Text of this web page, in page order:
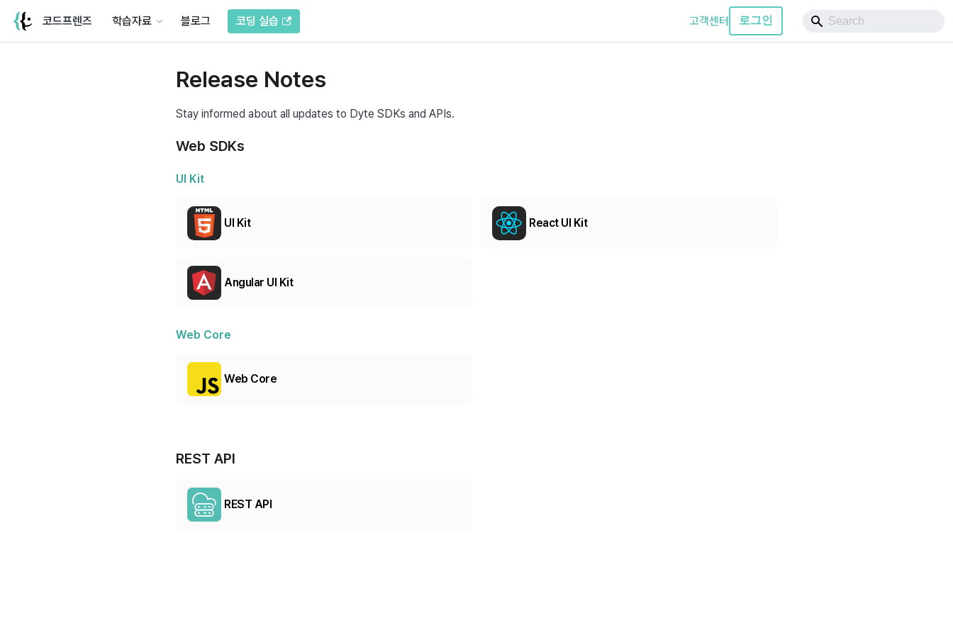
코드프렌즈 학습자료 블로그 코딩 실습 고객센터 로그인
Release Notes
Stay informed about all updates to Dyte SDKs and APIs.
Web SDKs
UI Kit
UI Kit React UI Kit
Angular UI Kit
Web Core
Web Core
REST API
REST API